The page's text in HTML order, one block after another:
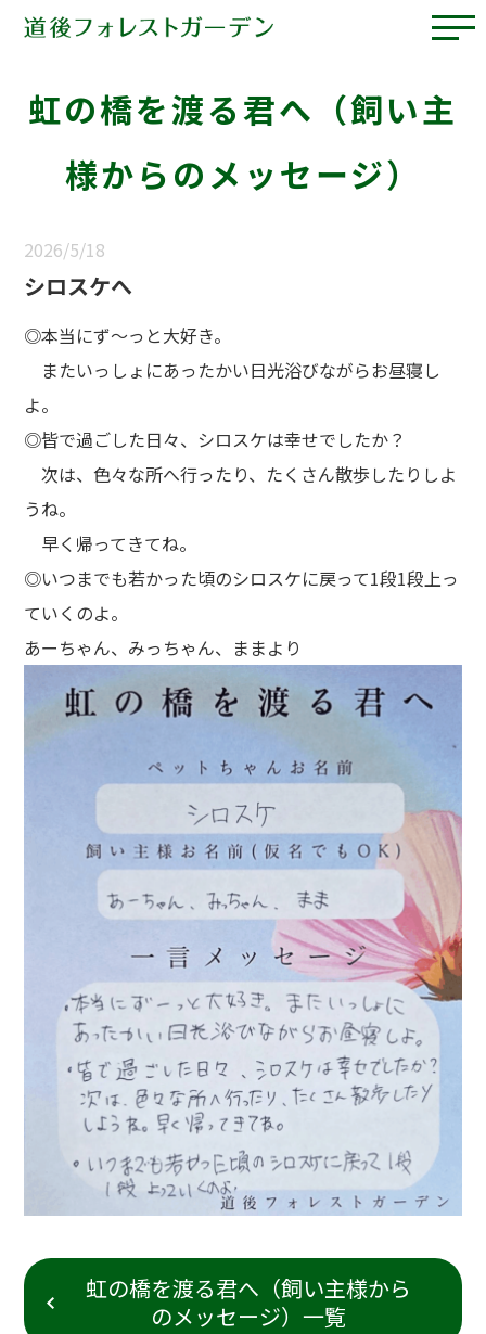
虹の橋を渡る君へ（飼い主
様からのメッセージ）
2026/5/18
シロスケへ
◎本当にず～っと大好き。
またいっしょにあったかい日光浴びながらお昼寝し
よ。
◎皆で過ごした日々、シロスケは幸せでしたか？
次は、色々な所へ行ったり、たくさん散歩したりしよ
うね。
早く帰ってきてね。
◎いつまでも若かった頃のシロスケに戻って1段1段上っ
ていくのよ。
あーちゃん、みっちゃん、ままより
虹の橋を渡る君へ（飼い主様から
のメッセージ）一覧